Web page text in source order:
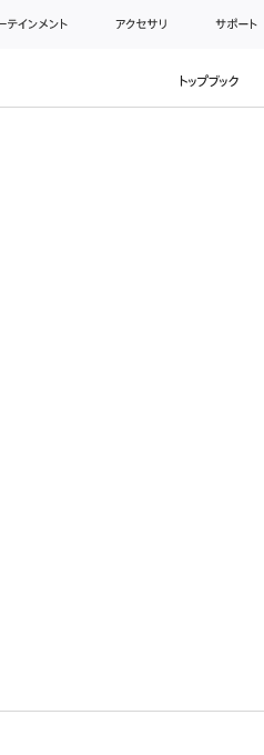
テインメント アクセサリ サポート
トップブック